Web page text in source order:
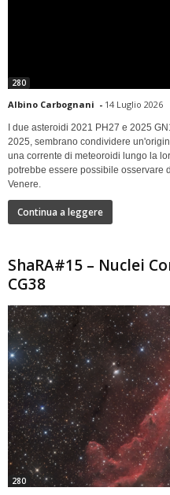
280
Albino Carbognani - 14 Luglio 2026
I due asteroidi 2021 PH27 e 2025
2025, sembrano condividere
una corrente di meteoroidi lungo la
potrebbe essere possibile osservare
Venere.
Continua a leggere
ShaRA#15 – Nuclei
CG38
280